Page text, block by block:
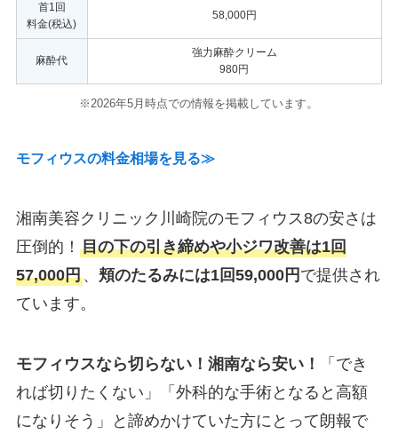
首1回
料金(税込)
58,000円
麻酔代
強力麻酔クリーム
980円
※2026年5月時点での情報を掲載しています 。
モフィウスの料金相場を見る≫
湘南美容クリニック川崎院のモフィウス8の安さは
圧倒的！ 目の下の引き締めや小ジワ改善は1回
57,000円、 頬のたるみには1回59,000円 で提供され
ています。
モフィウスなら切らない！湘南なら安い！
「でき
れば切りたくない」「外科的な手術となると高額
になりそう」と諦めかけていた方にとって朗報で